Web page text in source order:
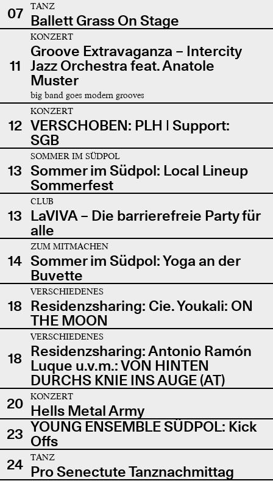
07
TANZ
Ballett Grass On Stage
11
KONZERT
Groove Extravaganza – Intercity
Jazz Orchestra feat. Anatole
Muster
big band goes modern grooves
12
KONZERT
VERSCHOBEN: PLH | Support:
SGB
13
SOMMER IM SÜDPOL
Sommer im Südpol: Local Lineup
Sommerfest
13
CLUB
LaVIVA – Die barrierefreie Party für
alle
14
ZUM MITMACHEN
Sommer im Südpol: Yoga an der
Buvette
18
VERSCHIEDENES
Residenzsharing: Cie. Youkali: ON
THE MOON
18
VERSCHIEDENES
Residenzsharing: Antonio Ramón
Luque u.v.m.: VON HINTEN
DURCHS KNIE INS AUGE (AT)
20
KONZERT
Hells Metal Army
23 YOUNG ENSEMBLE SÜDPOL: Kick
Offs
24
TANZ
Pro Senectute Tanznachmittag